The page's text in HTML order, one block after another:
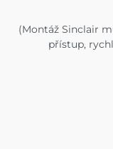
(Montáž Sinclair
přístup,